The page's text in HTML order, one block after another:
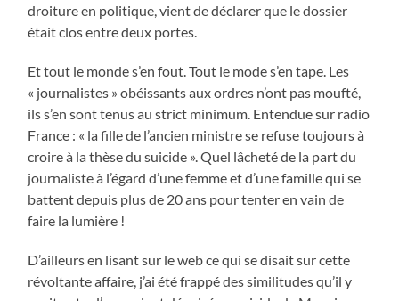
droiture en politique, vient de déclarer que le dossier
était clos entre deux portes.
Et tout le monde s’en fout. Tout le mode s’en tape. Les
« journalistes » obéissants aux ordres n’ont pas moufté,
ils s’en sont tenus au strict minimum. Entendue sur radio
France : « la fille de l’ancien ministre se refuse toujours à
croire à la thèse du suicide ». Quel lâcheté de la part du
journaliste à l’égard d’une femme et d’une famille qui se
battent depuis plus de 20 ans pour tenter en vain de
faire la lumière !
D’ailleurs en lisant sur le web ce qui se disait sur cette
révoltante affaire, j’ai été frappé des similitudes qu’il y